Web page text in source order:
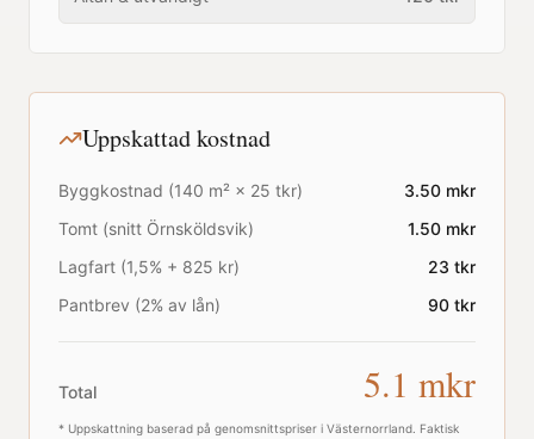
Uppskattad kostnad
Byggkostnad (140 m² × 25 tkr) 3.50 mkr
Tomt (snitt Örnsköldsvik) 1.50 mkr
Lagfart (1,5% + 825 kr)
23 tkr
Pantbrev (2% av lån)
90 tkr
Total 5.1 mkr
* Uppskattning baserad på genomsnittspriser i Västernorrland . Faktisk